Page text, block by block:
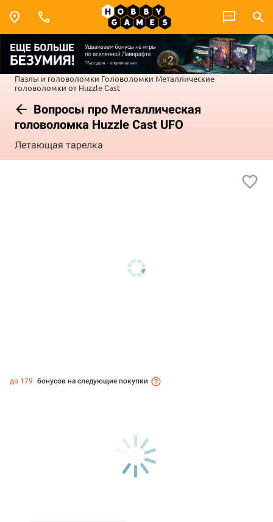
Пазлы и головоломки Головоломки Металлические
головоломки от Huzzle Cast
Вопросы про Металлическая
головоломка Huzzle Cast UFO
Летающая тарелка
до 179 бонусов на следующие покупки